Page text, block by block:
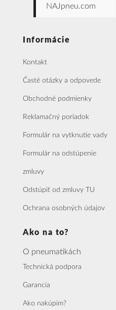
NAJpneu.com
Informácie
Kontakt
Časté otázky a odpovede
Obchodné podmienky
Reklamačný poriadok
Formulár na vytknutie vady
Formulár na odstúpenie
zmluvy
Odstúpiť od zmluvy TU
Ochrana osobných údajov
Ako na to?
O pneumatikách
Technická podpora
Garancia
Ako nakúpim?